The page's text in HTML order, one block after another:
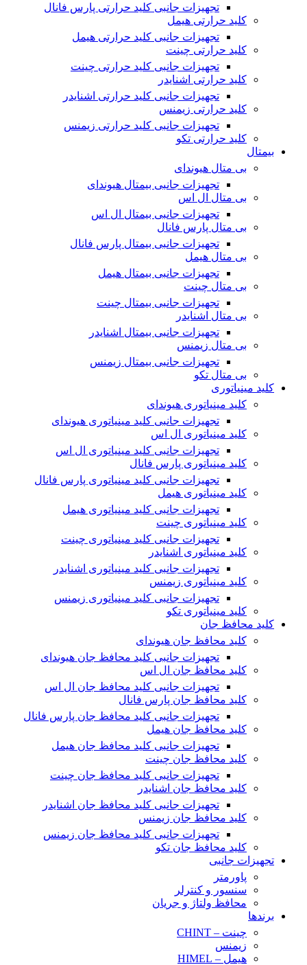
تجهیزات جانبی کلید حرارتی پارس فانال
کلید حرارتی هیمل
تجهیزات جانبی کلید حرارتی هیمل
کلید حرارتی چینت
تجهیزات جانبی کلید حرارتی چینت
کلید حرارتی اشنایدر
تجهیزات جانبی کلید حرارتی اشنایدر
کلید حرارتی زیمنس
تجهیزات جانبی کلید حرارتی زیمنس
کلید حرارتی تکو
بیمتال
بی متال هیوندای
تجهیزات جانبی بیمتال هیوندای
بی متال ال اس
تجهیزات جانبی بیمتال ال اس
بی متال پارس فانال
تجهیزات جانبی بیمتال پارس فانال
بی متال هیمل
تجهیزات جانبی بیمتال هیمل
بی متال چینت
تجهیزات جانبی بیمتال چینت
بی متال اشنایدر
تجهیزات جانبی بیمتال اشنایدر
بی متال زیمنس
تجهیزات جانبی بیمتال زیمنس
بی متال تکو
کلید مینیاتوری
کلید مینیاتوری هیوندای
تجهیزات جانبی کلید مینیاتوری هیوندای
کلید مینیاتوری ال اس
تجهیزات جانبی کلید مینیاتوری ال اس
کلید مینیاتوری پارس فانال
تجهیزات جانبی کلید مینیاتوری پارس فانال
کلید مینیاتوری هیمل
تجهیزات جانبی کلید مینیاتوری هیمل
کلید مینیاتوری چینت
تجهیزات جانبی کلید مینیاتوری چینت
کلید مینیاتوری اشنایدر
تجهیزات جانبی کلید مینیاتوری اشنایدر
کلید مینیاتوری زیمنس
تجهیزات جانبی کلید مینیاتوری زیمنس
کلید مینیاتوری تکو
کلید محافظ جان
کلید محافظ جان هیوندای
تجهیزات جانبی کلید محافظ جان هیوندای
کلید محافظ جان ال اس
تجهیزات جانبی کلید محافظ جان ال اس
کلید محافظ جان پارس فانال
تجهیزات جانبی کلید محافظ جان پارس فانال
کلید محافظ جان هیمل
تجهیزات جانبی کلید محافظ جان هیمل
کلید محافظ جان چینت
تجهیزات جانبی کلید محافظ جان چینت
کلید محافظ جان اشنایدر
تجهیزات جانبی کلید محافظ جان اشنایدر
کلید محافظ جان زیمنس
تجهیزات جانبی کلید محافظ جان زیمنس
کلید محافظ جان تکو
تجهیزات جانبی
پاورمتر
سنسور و کنترلر
محافظ ولتاژ و‌ جریان
برندها
چینت – CHINT
زیمنس
هیمل – HIMEL